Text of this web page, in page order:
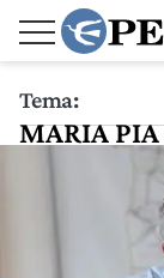
Tema:
MARIA